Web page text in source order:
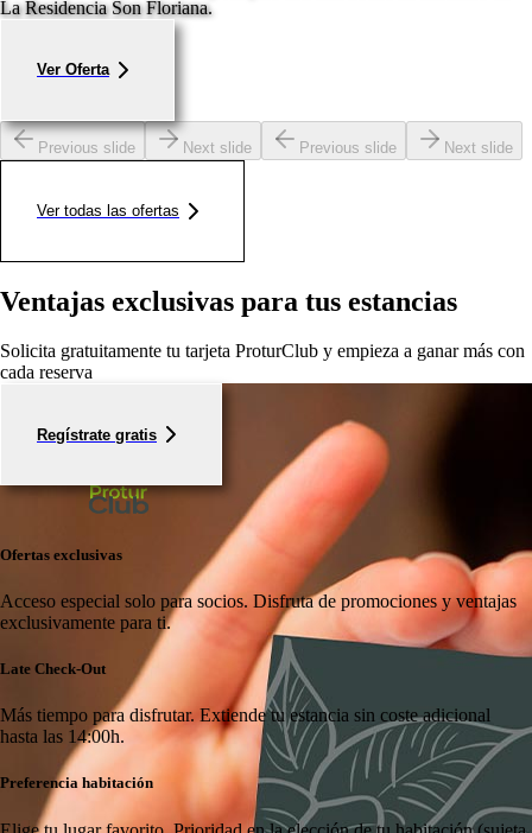
La Residencia Son Floriana.
Ver Oferta
Previous slide Next slide Previous slide Next slide
Ver todas las ofertas
Ventajas exclusivas para tus estancias
Solicita gratuitamente tu tarjeta ProturClub y empieza a ganar más con
cada reserva
Regístrate gratis
Ofertas exclusivas
Acceso especial solo para socios. Disfruta de promociones y ventajas
exclusivamente para ti.
Late Check-Out
Más tiempo para disfrutar. Extiende tu estancia sin coste adicional
hasta las 14:00h.
Preferencia habitación